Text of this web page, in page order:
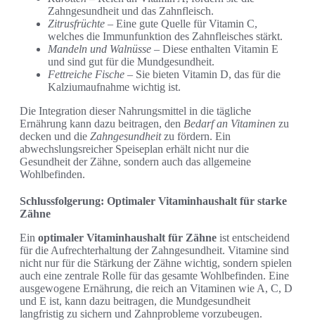
Zahngesundheit und das Zahnfleisch.
Zitrusfrüchte – Eine gute Quelle für Vitamin C,
welches die Immunfunktion des Zahnfleisches stärkt.
Mandeln und Walnüsse – Diese enthalten Vitamin E
und sind gut für die Mundgesundheit.
Fettreiche Fische – Sie bieten Vitamin D, das für die
Kalziumaufnahme wichtig ist.
Die Integration dieser Nahrungsmittel in die tägliche
Ernährung kann dazu beitragen, den Bedarf an Vitaminen zu
decken und die Zahngesundheitzu fördern. Ein
abwechslungsreicher Speiseplan erhält nicht nur die
Gesundheit der Zähne, sondern auch das allgemeine
Wohlbefinden.
Schlussfolgerung: Optimaler Vitaminhaushalt für starke
Zähne
Ein optimaler Vitaminhaushalt für Zähne ist entscheidend
für die Aufrechterhaltung der Zahngesundheit. Vitamine sind
nicht nur für die Stärkung der Zähne wichtig, sondern spielen
auch eine zentrale Rolle für das gesamte Wohlbefinden. Eine
ausgewogene Ernährung, die reich an Vitaminen wie A, C, D
und E ist, kann dazu beitragen, die Mundgesundheit
langfristig zu sichern und Zahnprobleme vorzubeugen.